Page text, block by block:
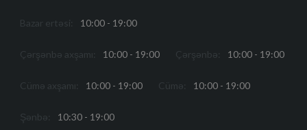
Bazar ertəsi: 10:00 - 19:00
Çərşənbə axşamı: 10:00 - 19:00 Çərşənbə: 10:00 - 19:00
Cümə axşamı: 10:00 - 19:00 Cümə: 10:00 - 19:00
Şənbə: 10:30 - 19:00